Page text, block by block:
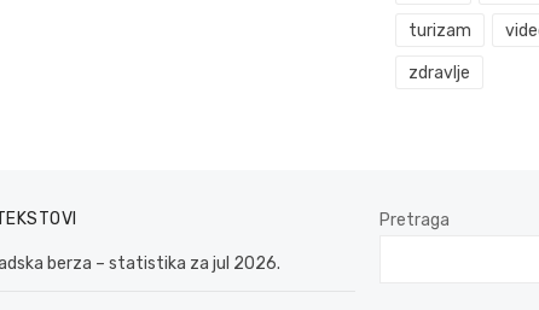
turizam
zdravlje
berza – statistika za jul 2026.
Pretraga